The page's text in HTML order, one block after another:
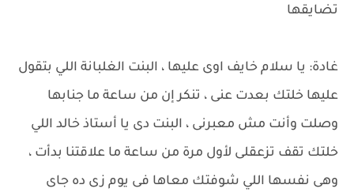
تضايقها
غادة: يا سلام خايف اوى عليها ، البنت الغلبانة اللي بتقول
عليها خلتك بعدت عنى ، تنكر إن من ساعة ما جنابها
وصلت وأنت مش معبرنى ، البنت دى يا أستاذ خالد اللي
خلتك تقف تزعقلى لأول مرة من ساعة ما علاقتنا بدأت ،
وهى نفسها اللي شوفتك معاها فى يوم زى ده جاى